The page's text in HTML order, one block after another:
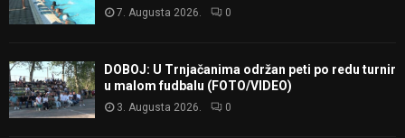
7. Augusta 2026. 0
DOBOJ: U Trnjačanima održan peti po redu turnir
u malom fudbalu (FOTO/VIDEO)
3. Augusta 2026. 0